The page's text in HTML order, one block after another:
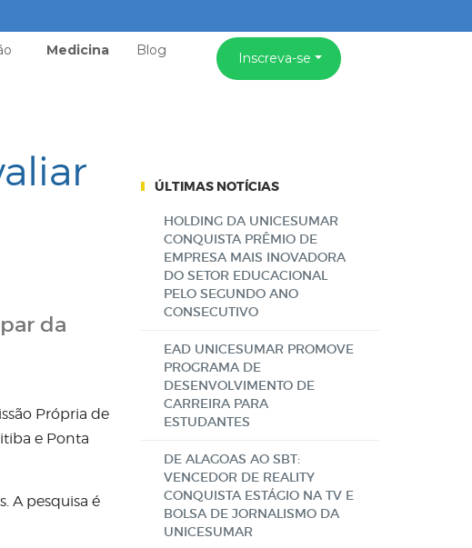
Medicina Blog Inscreva-se
da
Própria de
e Ponta
A pesquisa é
ÚLTIMAS NOTÍCIAS
HOLDING DA UNICESUMAR
CONQUISTA PRÊMIO DE
EMPRESA MAIS INOVADORA
DO SETOR EDUCACIONAL
PELO SEGUNDO ANO
CONSECUTIVO
EAD UNICESUMAR PROMOVE
PROGRAMA DE
DESENVOLVIMENTO DE
CARREIRA PARA
ESTUDANTES
DE ALAGOAS AO SBT:
VENCEDOR DE REALITY
CONQUISTA ESTÁGIO NA TV E
BOLSA DE JORNALISMO DA
UNICESUMAR